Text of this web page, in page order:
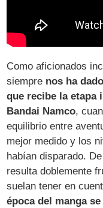
Como aficionados
siempre nos ha
que recibe la etapa
Bandai Namco,
equilibrio entre
mejor medido y los
habían disparado.
resulta doblemente
suelan tener en
época del manga